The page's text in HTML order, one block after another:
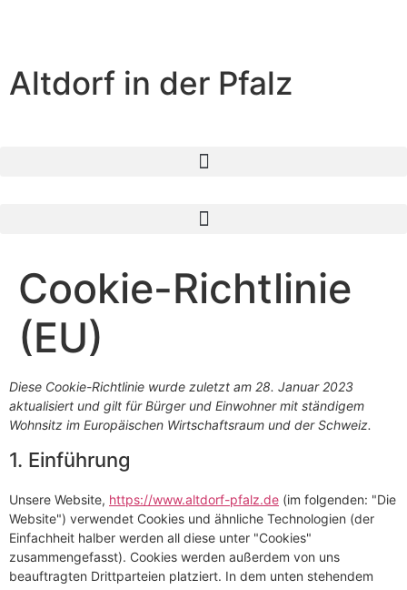
Altdorf in der Pfalz
Cookie-Richtlinie
(EU)
Diese Cookie-Richtlinie wurde zuletzt am 28. Januar 2023
aktualisiert und gilt für Bürger und Einwohner mit ständigem
Wohnsitz im Europäischen Wirtschaftsraum und der Schweiz.
1. Einführung
Unsere Website, https://www.altdorf-pfalz.de (im folgenden: "Die
Website") verwendet Cookies und ähnliche Technologien (der
Einfachheit halber werden all diese unter "Cookies"
zusammengefasst). Cookies werden außerdem von uns
beauftragten Drittparteien platziert. In dem unten stehendem